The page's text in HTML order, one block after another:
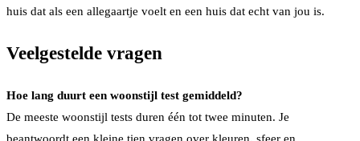
huis dat als een allegaartje voelt en een huis dat echt van jou is.
Veelgestelde vragen
Hoe lang duurt een woonstijl test gemiddeld?
De meeste woonstijl tests duren één tot twee minuten. Je
beantwoordt een kleine tien vragen over kleuren, sfeer en